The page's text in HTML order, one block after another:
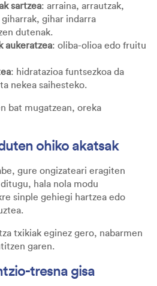
sartzea: arraina, arrautzak,
giharrak, gihar indarra
dutenak.
aukeratzea: oliba-olioa edo fruitu
: hidratazioa funtsezkoa da
nekea saihesteko.
bat mugatzean, oreka
ohiko akatsak
gure ongizateari eragiten
hala nola modu
sinple gehiegi hartzea edo
txikiak eginez gero, nabarmen
garen.
tresna gisa